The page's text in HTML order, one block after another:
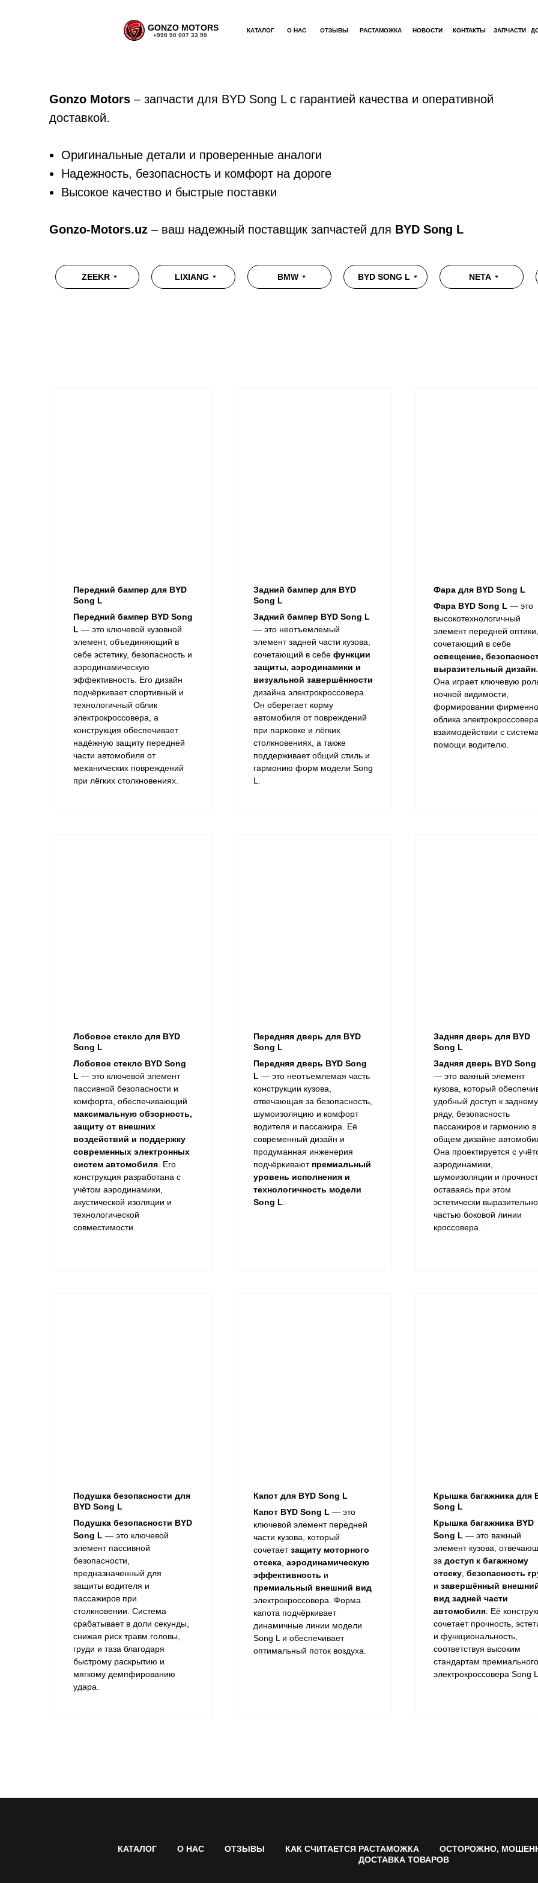
GONZO MOTORS КАТАЛОГ О НАС ОТЗЫВЫ РАСТАМОЖКА НОВОСТИ КОНТАКТЫ
+998 90 007 33 99
ЗАПЧАСТИ
Gonzo Motors – запчасти для BYD Song L с гарантией качества и оперативной
доставкой.
Оригинальные детали и проверенные аналоги
Надежность, безопасность и комфорт на дороге
Высокое качество и быстрые поставки
Gonzo-Motors.uz – ваш надежный поставщик запчастей для BYD Song L
ZEEKR LIXIANG BMW BYD SONG L NETA
Передний бампер для BYD
Song L
Передний бампер BYD Song
L — это ключевой кузовной
элемент, объединяющий в
себе эстетику, безопасность и
аэродинамическую
эффективность. Его дизайн
подчёркивает спортивный и
технологичный облик
электрокроссовера, а
конструкция обеспечивает
надёжную защиту передней
части автомобиля от
механических повреждений
при лёгких столкновениях.
Задний бампер для BYD
Song L
Задний бампер BYD Song L
— это неотъемлемый
элемент задней части кузова,
сочетающий в себе функции
защиты, аэродинамики и
визуальной завершённости
дизайна электрокроссовера.
Он оберегает корму
автомобиля от повреждений
при парковке и лёгких
столкновениях, а также
поддерживает общий стиль и
гармонию форм модели Song
L.
Фара для BYD Song L
Фара BYD Song L — это
высокотехнологичный
элемент передней оптики,
сочетающий в себе
освещение,
выразительный дизайн
Она играет ключевую
ночной видимости,
формировании
облика
взаимодействии с
помощи водителю.
Лобовое стекло для BYD
Song L
Лобовое стекло BYD Song
L — это ключевой элемент
пассивной безопасности и
комфорта, обеспечивающий
максимальную обзорность,
защиту от внешних
воздействий и поддержку
современных электронных
систем автомобиля . Его
конструкция разработана с
учётом аэродинамики,
акустической изоляции и
технологической
совместимости.
Передняя дверь для BYD
Song L
Передняя дверь BYD Song
L — это неотъемлемая часть
конструкции кузова,
отвечающая за безопасность,
шумоизоляцию и комфорт
водителя и пассажира. Её
современный дизайн и
продуманная инженерия
подчёркивают премиальный
уровень исполнения и
технологичность модели
Song L
Задняя дверь для BYD
Song L
Задняя дверь BYD Song
— это важный элемент
кузова, который
удобный доступ к заднему
ряду, безопасность
пассажиров и гармонию в
общем дизайне
Она проектируется с
аэродинамики,
шумоизоляции и
оставаясь при этом
эстетически
частью боковой линии
кроссовера.
Подушка безопасности для
BYD Song L
Подушка безопасности BYD
Song L — это ключевой
элемент пассивной
безопасности,
предназначенный для
защиты водителя и
пассажиров при
столкновении. Система
срабатывает в доли секунды,
снижая риск травм головы,
груди и таза благодаря
быстрому раскрытию и
мягкому демпфированию
удара.
Капот для BYD Song L
Капот BYD Song L — это
ключевой элемент передней
части кузова, который
сочетаетзащиту моторного
отсека аэродинамическую
эффективность и
премиальный внешний вид
электрокроссовера. Форма
капота подчёркивает
динамичные линии модели
Song L и обеспечивает
оптимальный поток воздуха.
Крышка багажника для
Song L
Крышка багажника BYD
Song L — это важный
элемент кузова,
за доступ к багажному
отсеку безопасность
и завершённый
вид задней части
автомобиля . Её
сочетает прочность,
и функциональность,
соответствуя высоким
стандартам премиального
электрокроссовера Song L.
КАТАЛОГ О НАС ОТЗЫВЫ КАК СЧИТАЕТСЯ РАСТАМОЖКА ОСТОРОЖНО,
ДОСТАВКА ТОВАРОВ